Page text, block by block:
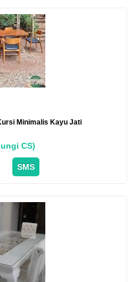
Minimalis Kayu Jati
CS)
SMS